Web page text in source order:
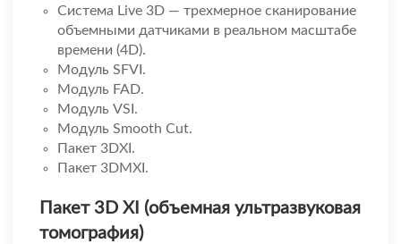
Система Live 3D — трехмерное сканирование
объемными датчиками в реальном масштабе
времени (4D).
Модуль SFVI.
Модуль FAD.
Модуль VSI.
Модуль Smooth Cut.
Пакет 3DXI.
Пакет 3DMXI.
Пакет 3D XI (объемная ультразвуковая
томография)